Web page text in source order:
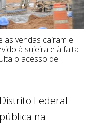
as vendas caíram e
à sujeira e à falta
o acesso de
Federal
na